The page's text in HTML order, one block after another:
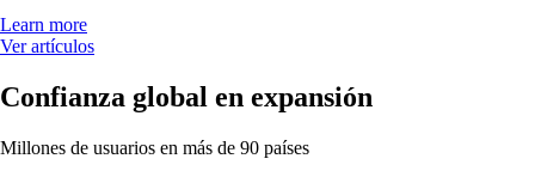
Learn more
Ver artículos
Confianza global en expansión
Millones de usuarios en más de 90 países